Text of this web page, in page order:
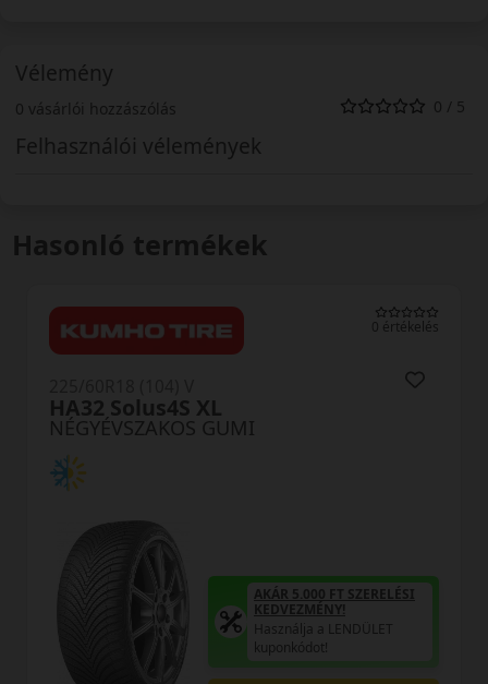
Vélemény
0 vásárlói hozzászólás 0 / 5
Felhasználói vélemények
Hasonló termékek
0 értékelés
NÉGYÉVSZAKOS GUMI
HA32 Solus4S XL
AKÁR 5.000 FT SZERELÉSI
KEDVEZMÉNY!
Használja a LENDÜLET
kuponkódot!